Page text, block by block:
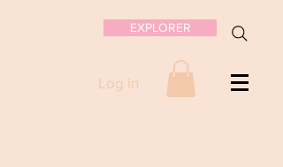
EXPLORER
Log in